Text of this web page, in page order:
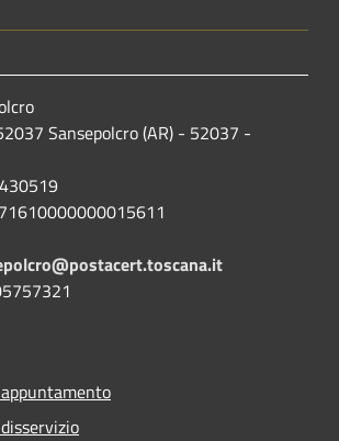
Sansepolcro (AR) - 52037 -